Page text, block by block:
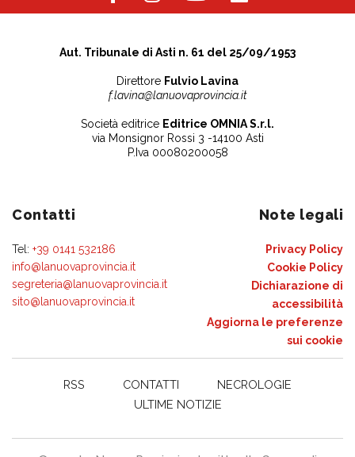
Aut. Tribunale di Asti n. 61 del 25/09/1953
Direttore Fulvio Lavina
f.lavina@lanuovaprovincia.it
Società editrice Editrice OMNIA S.r.l.
via Monsignor Rossi 3 -14100 Asti
P.Iva 00080200058
Contatti
Tel: +39 0141 532186
info@lanuovaprovincia.it
segreteria@lanuovaprovincia.it
sito@lanuovaprovincia.it
Note legali
Privacy Policy
Cookie Policy
Dichiarazione di
accessibilità
Aggiorna le preferenze
sui cookie
RSS CONTATTI
NECROLOGIE
ULTIME NOTIZIE